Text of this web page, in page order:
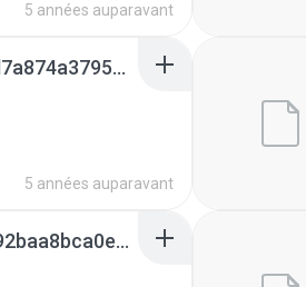
5 années auparavant
f2fd7da5cb6f798c39ce99d7a874a37953e6c7d87aa69759ddfc9f4a515d61d3.0
5 années auparavant
4efc1370f986b03cc3387b92baa8bca0e85a713e89e764921fae435a574d3c51.0